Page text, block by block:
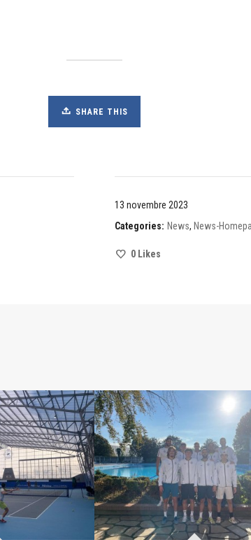
SHARE THIS
13 novembre 2023
Categories: News, News-
0Likes